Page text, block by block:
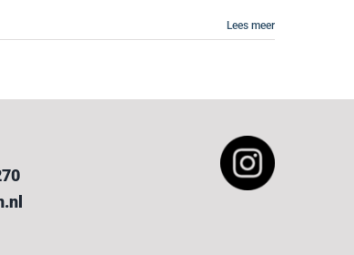
Lees meer